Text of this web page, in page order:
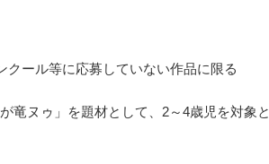
ール等に応募していない作品に限る
竜ヌゥ」を題材として、2～4歳児を対象と